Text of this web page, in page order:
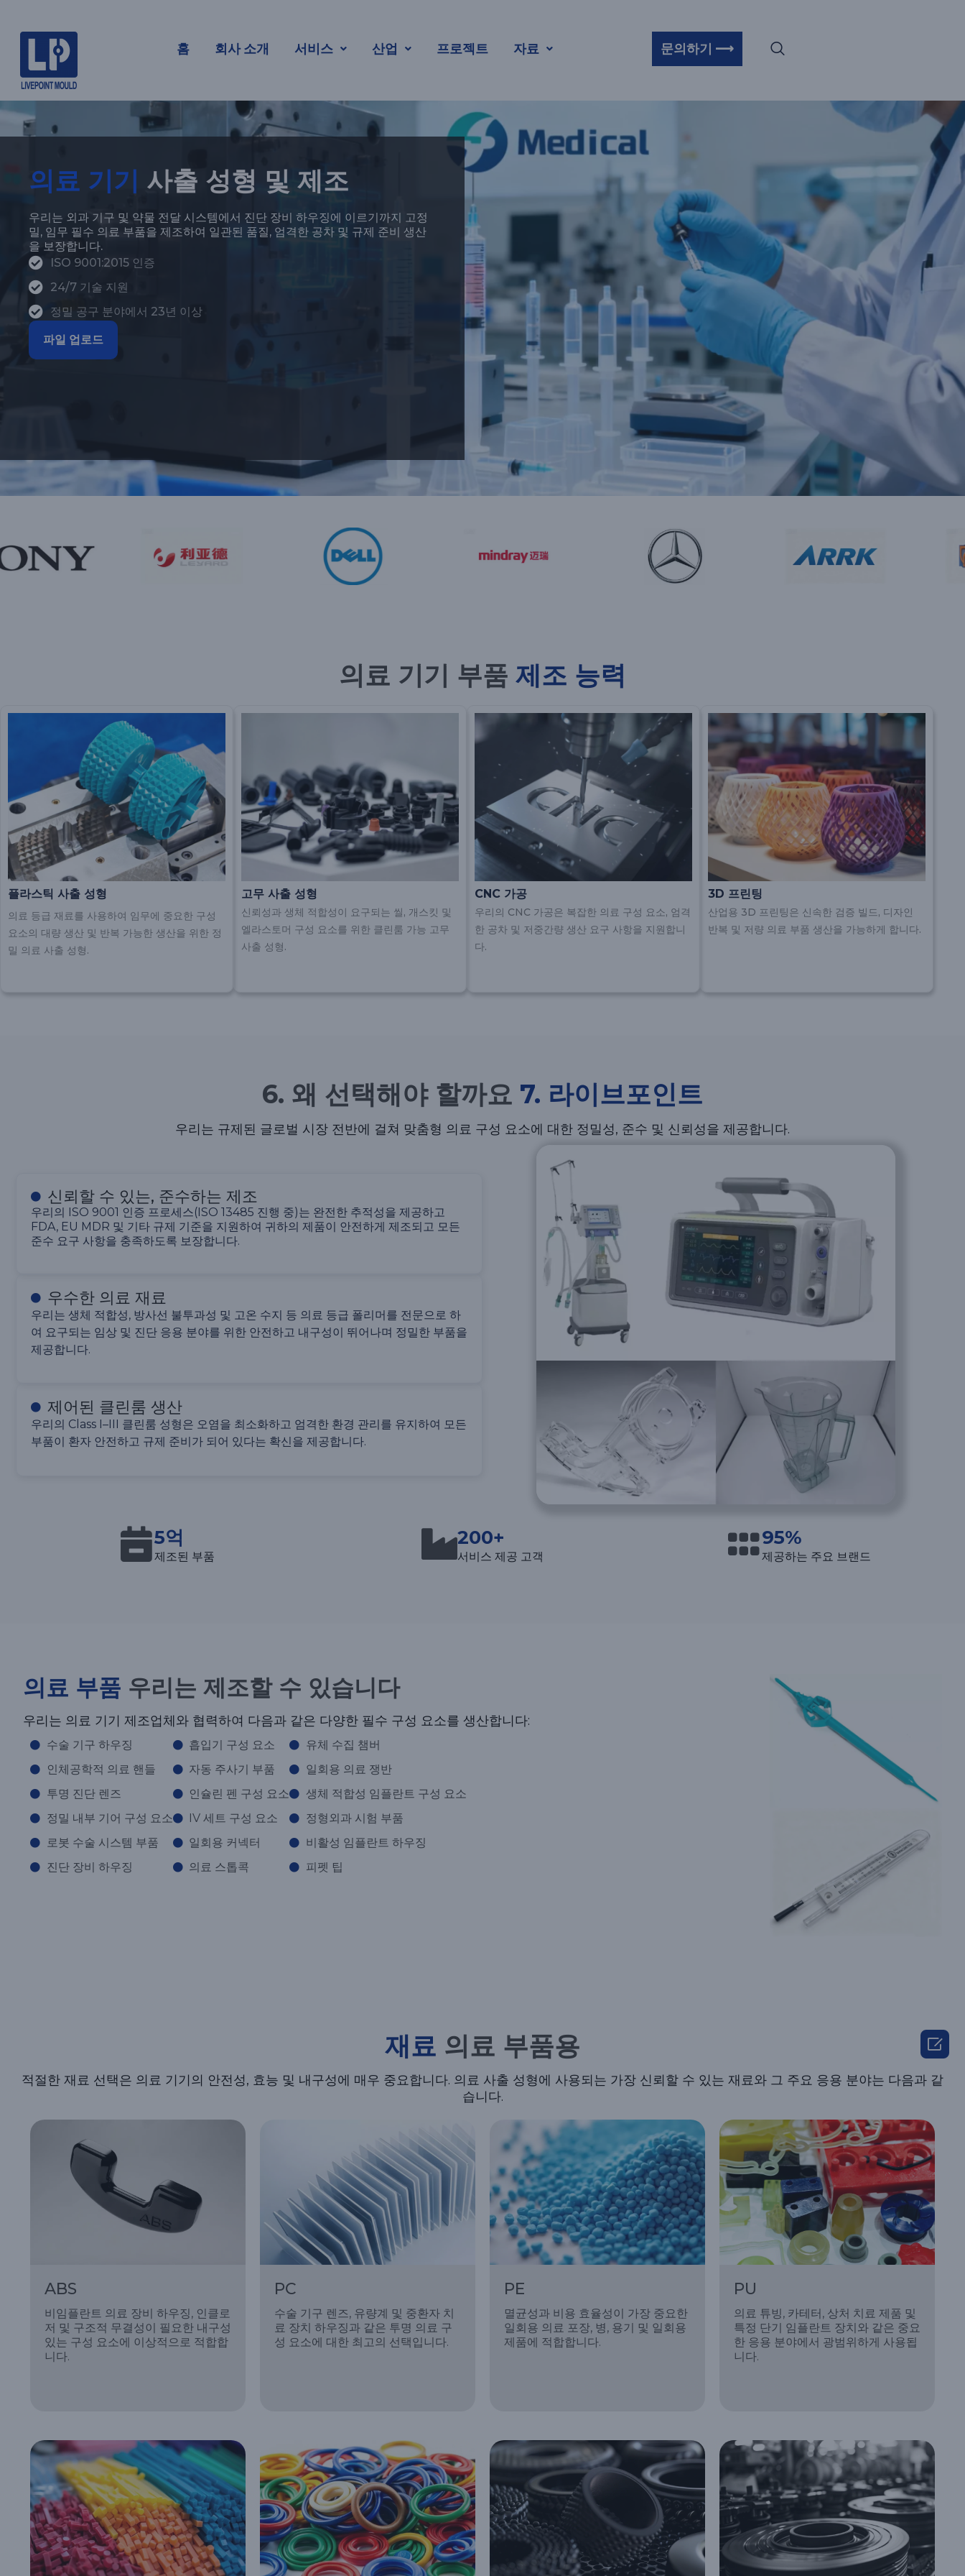
홈 회사 소개 서비스 산업 프로젝트 자료 문의하기 ⟶
의료
의료 기기 사출 성형 및 제조
우리는 외과 기구 및 약물 전달 시스템에서 진단 장비 하우징에 이르기까지 고정
밀, 임무 필수 의료 부품을 제조하여 일관된 품질, 엄격한 공차 및 규제 준비 생산
을 보장합니다.
ISO 9001:2015 인증
24/7 기술 지원
정밀 공구 분야에서 23년 이상
파일 업로드
의료 기기 부품 제조 능력
플라스틱 사출 성형
의료 등급 재료를 사용하여 임무에 중요한 구성
요소의 대량 생산 및 반복 가능한 생산을 위한 정
밀 의료 사출 성형.
고무 사출 성형
신뢰성과 생체 적합성이 요구되는 씰, 개스킷 및
엘라스토머 구성 요소를 위한 클린룸 가능 고무
사출 성형.
CNC 가공
우리의 CNC 가공은 복잡한 의료 구성 요소, 엄격
한 공차 및 저중간량 생산 요구 사항을 지원합니
다.
3D 프린팅
산업용 3D 프린팅은 신속한 검증 빌드, 디자인
반복 및 저량 의료 부품 생산을 가능하게 합니다.
6. 왜 선택해야 할까요 7. 라이브포인트
우리는 규제된 글로벌 시장 전반에 걸쳐 맞춤형 의료 구성 요소에 대한 정밀성, 준수 및 신뢰성을 제공합니다.
신뢰할 수 있는, 준수하는 제조
우리의 ISO 9001 인증 프로세스(ISO 13485 진행 중)는 완전한 추적성을 제공하고
FDA, EU MDR 및 기타 규제 기준을 지원하여 귀하의 제품이 안전하게 제조되고 모든
준수 요구 사항을 충족하도록 보장합니다.
우수한 의료 재료
우리는 생체 적합성, 방사선 불투과성 및 고온 수지 등 의료 등급 폴리머를 전문으로 하
여 요구되는 임상 및 진단 응용 분야를 위한 안전하고 내구성이 뛰어나며 정밀한 부품을
제공합니다.
제어된 클린룸 생산
우리의 Class I–III 클린룸 성형은 오염을 최소화하고 엄격한 환경 관리를 유지하여 모든
부품이 환자 안전하고 규제 준비가 되어 있다는 확신을 제공합니다.
5억
제조된 부품
200+
서비스 제공 고객
95%
제공하는 주요 브랜드
의료 부품 우리는 제조할 수 있습니다
우리는 의료 기기 제조업체와 협력하여 다음과 같은 다양한 필수 구성 요소를 생산합니다:
수술 기구 하우징
인체공학적 의료 핸들
투명 진단 렌즈
정밀 내부 기어 구성 요소
로봇 수술 시스템 부품
진단 장비 하우징
흡입기 구성 요소
자동 주사기 부품
인슐린 펜 구성 요소
IV 세트 구성 요소
일회용 커넥터
의료 스톱콕
유체 수집 챔버
일회용 의료 쟁반
생체 적합성 임플란트 구성 요소
정형외과 시험 부품
비활성 임플란트 하우징
피펫 팁
재료 의료 부품용
적절한 재료 선택은 의료 기기의 안전성, 효능 및 내구성에 매우 중요합니다. 의료 사출 성형에 사용되는 가장 신뢰할 수 있는 재료와 그 주요 응용 분야는 다음과 같
습니다.
ABS
비임플란트 의료 장비 하우징, 인클로
저 및 구조적 무결성이 필요한 내구성
있는 구성 요소에 이상적으로 적합합
니다.
PC
수술 기구 렌즈, 유량계 및 중환자 치
료 장치 하우징과 같은 투명 의료 구
성 요소에 대한 최고의 선택입니다.
PE
멸균성과 비용 효율성이 가장 중요한
일회용 의료 포장, 병, 용기 및 일회용
제품에 적합합니다.
PU
의료 튜빙, 카테터, 상처 치료 제품 및
특정 단기 임플란트 장치와 같은 중요
한 응용 분야에서 광범위하게 사용됩
니다.
